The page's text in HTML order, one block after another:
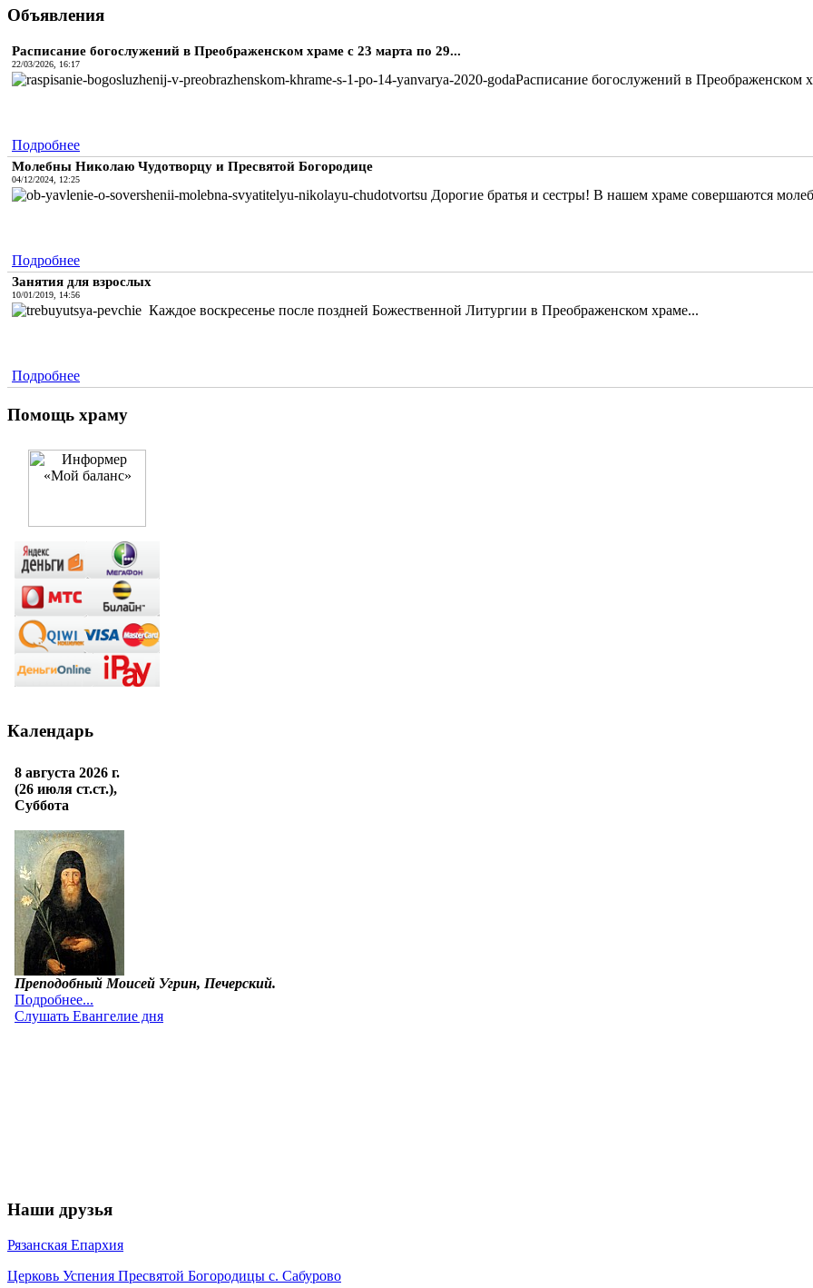
Объявления
Расписание богослужений в Преображенском храме с 23 марта по 29...
22/03/2026, 16:17
Расписание богослужений в Преображенском
Подробнее
Молебны Николаю Чудотворцу и Пресвятой Богородице
04/12/2024, 12:25
Дорогие братья и сестры! В нашем храме совершаются
Подробнее
Занятия для взрослых
10/01/2019, 14:56
Каждое воскресенье после поздней Божественной Литургии в Преображенском храме...
Подробнее
Помощь храму
Календарь
Наши друзья
Рязанская Епархия
Церковь Успения Пресвятой Богородицы с. Сабурово